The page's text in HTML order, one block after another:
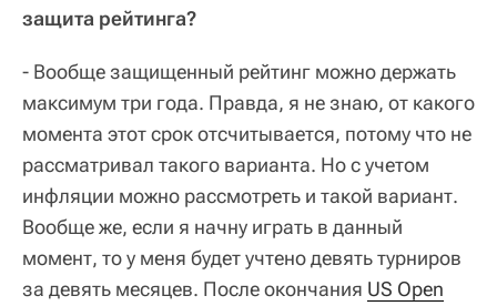
защита рейтинга?
- Вообще защищенный рейтинг можно держать
максимум три года. Правда, я не знаю, от какого
момента этот срок отсчитывается, потому что не
рассматривал такого варианта. Но с учетом
инфляции можно рассмотреть и такой вариант.
Вообще же, если я начну играть в данный
момент, то у меня будет учтено девять турниров
за девять месяцев. После окончания US Open